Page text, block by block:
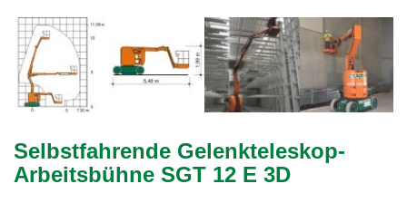
Selbstfahrende Gelenkteleskop-
Arbeitsbühne SGT 12 E 3D